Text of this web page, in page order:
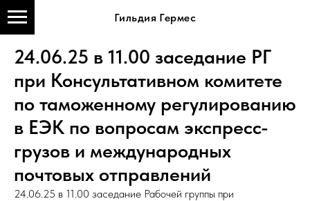
Гильдия Гермес
24.06.25 в 11.00 заседание РГ
при Консультативном комитете
по таможенному регулированию
в ЕЭК по вопросам экспресс-
грузов и международных
почтовых отправлений
24.06.25 в 11.00 заседание Рабочей группы при